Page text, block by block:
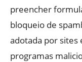
preencher
bloqueio de
adotada por sites
programas